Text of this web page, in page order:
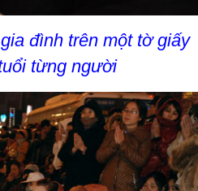
đình trên một tờ giấy
từng người